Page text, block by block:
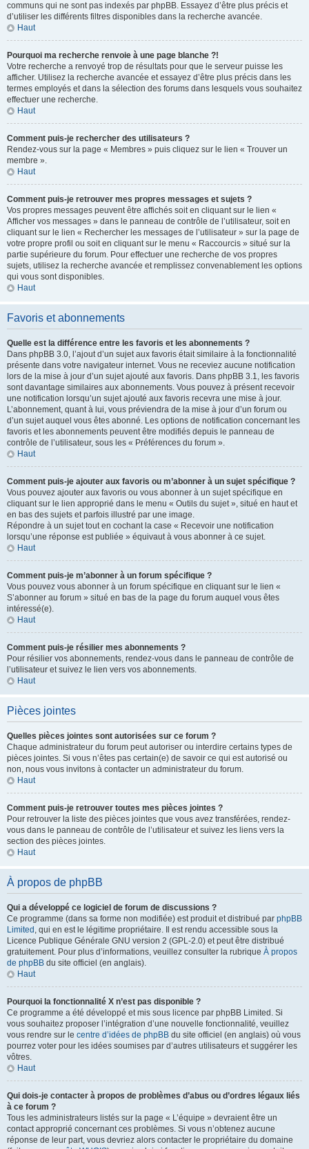
communs qui ne sont pas indexés par phpBB. Essayez d’être plus précis et
d’utiliser les différents filtres disponibles dans la recherche avancée.
Haut
Pourquoi ma recherche renvoie à une page blanche ?!
Votre recherche a renvoyé trop de résultats pour que le serveur puisse les
afficher. Utilisez la recherche avancée et essayez d’être plus précis dans les
termes employés et dans la sélection des forums dans lesquels vous souhaitez
effectuer une recherche.
Haut
Comment puis-je rechercher des utilisateurs ?
Rendez-vous sur la page « Membres » puis cliquez sur le lien « Trouver un
membre ».
Haut
Comment puis-je retrouver mes propres messages et sujets ?
Vos propres messages peuvent être affichés soit en cliquant sur le lien «
Afficher vos messages » dans le panneau de contrôle de l’utilisateur, soit en
cliquant sur le lien « Rechercher les messages de l’utilisateur » sur la page de
votre propre profil ou soit en cliquant sur le menu « Raccourcis » situé sur la
partie supérieure du forum. Pour effectuer une recherche de vos propres
sujets, utilisez la recherche avancée et remplissez convenablement les options
qui vous sont disponibles.
Haut
Favoris et abonnements
Quelle est la différence entre les favoris et les abonnements ?
Dans phpBB 3.0, l’ajout d’un sujet aux favoris était similaire à la fonctionnalité
présente dans votre navigateur internet. Vous ne receviez aucune notification
lors de la mise à jour d’un sujet ajouté aux favoris. Dans phpBB 3.1, les favoris
sont davantage similaires aux abonnements. Vous pouvez à présent recevoir
une notification lorsqu’un sujet ajouté aux favoris recevra une mise à jour.
L’abonnement, quant à lui, vous préviendra de la mise à jour d’un forum ou
d’un sujet auquel vous êtes abonné. Les options de notification concernant les
favoris et les abonnements peuvent être modifiés depuis le panneau de
contrôle de l’utilisateur, sous les « Préférences du forum ».
Haut
Comment puis-je ajouter aux favoris ou m’abonner à un sujet spécifique ?
Vous pouvez ajouter aux favoris ou vous abonner à un sujet spécifique en
cliquant sur le lien approprié dans le menu « Outils du sujet », situé en haut et
en bas des sujets et parfois illustré par une image.
Répondre à un sujet tout en cochant la case « Recevoir une notification
lorsqu’une réponse est publiée » équivaut à vous abonner à ce sujet.
Haut
Comment puis-je m’abonner à un forum spécifique ?
Vous pouvez vous abonner à un forum spécifique en cliquant sur le lien «
S’abonner au forum » situé en bas de la page du forum auquel vous êtes
intéressé(e).
Haut
Comment puis-je résilier mes abonnements ?
Pour résilier vos abonnements, rendez-vous dans le panneau de contrôle de
l’utilisateur et suivez le lien vers vos abonnements.
Haut
Pièces jointes
Quelles pièces jointes sont autorisées sur ce forum ?
Chaque administrateur du forum peut autoriser ou interdire certains types de
pièces jointes. Si vous n’êtes pas certain(e) de savoir ce qui est autorisé ou
non, nous vous invitons à contacter un administrateur du forum.
Haut
Comment puis-je retrouver toutes mes pièces jointes ?
Pour retrouver la liste des pièces jointes que vous avez transférées, rendez-
vous dans le panneau de contrôle de l’utilisateur et suivez les liens vers la
section des pièces jointes.
Haut
À propos de phpBB
Qui a développé ce logiciel de forum de discussions ?
Ce programme (dans sa forme non modifiée) est produit et distribué par phpBB
Limited , qui en est le légitime propriétaire. Il est rendu accessible sous la
Licence Publique Générale GNU version 2 (GPL-2.0) et peut être distribué
gratuitement. Pour plus d’informations, veuillez consulter la rubrique À propos
de phpBB du site officiel (en anglais).
Haut
Pourquoi la fonctionnalité X n’est pas disponible ?
Ce programme a été développé et mis sous licence par phpBB Limited. Si
vous souhaitez proposer l’intégration d’une nouvelle fonctionnalité, veuillez
vous rendre sur le centre d’idées de phpBB du site officiel (en anglais) où vous
pourrez voter pour les idées soumises par d’autres utilisateurs et suggérer les
vôtres.
Haut
Qui dois-je contacter à propos de problèmes d’abus ou d’ordres légaux liés
à ce forum ?
Tous les administrateurs listés sur la page « L’équipe » devraient être un
contact approprié concernant ces problèmes. Si vous n’obtenez aucune
réponse de leur part, vous devriez alors contacter le propriétaire du domaine